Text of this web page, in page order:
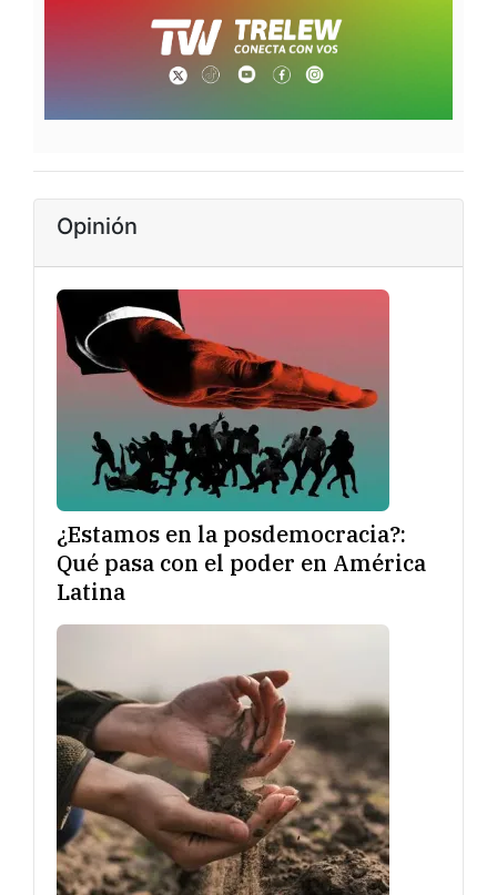
Opinión
¿Estamos en la posdemocracia?:
Qué pasa con el poder en América
Latina